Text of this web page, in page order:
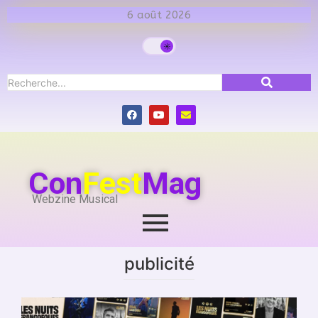
6 août 2026
ConFestMag
Webzine Musical
publicité